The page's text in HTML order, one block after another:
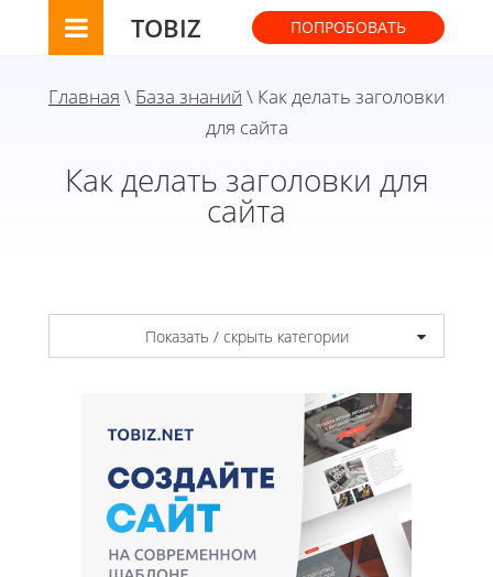
TOBIZ ПОПРОБОВАТЬ
Главная \ База знаний \ Как делать заголовки
для сайта
Как делать заголовки для
сайта
Показать / скрыть категории